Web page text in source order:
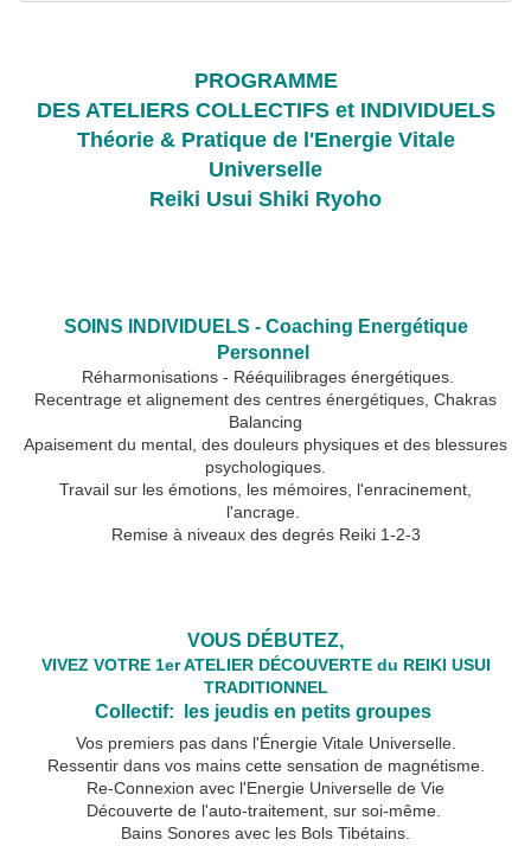
PROGRAMME
DES ATELIERS COLLECTIFS et INDIVIDUELS
Théorie & Pratique de l'Energie Vitale
Universelle
Reiki Usui Shiki Ryoho
SOINS INDIVIDUELS - Coaching Energétique
Personnel
Réharmonisations - Rééquilibrages énergétiques.
Recentrage et alignement des centres énergétiques, Chakras
Balancing
Apaisement du mental, des douleurs physiques et des blessures
psychologiques.
Travail sur les émotions, les mémoires, l'enracinement,
l'ancrage.
Remise à niveaux des degrés Reiki 1-2-3
VOUS DÉBUTEZ,
VIVEZ VOTRE 1er ATELIER DÉCOUVERTE du REIKI USUI
TRADITIONNEL
Collectif: les jeudis en petits groupes
Vos premiers pas dans l'Énergie Vitale Universelle.
Ressentir dans vos mains cette sensation de magnétisme.
Re-Connexion avec l'Energie Universelle de Vie
Découverte de l'auto-traitement, sur soi-même.
Bains Sonores avec les Bols Tibétains.